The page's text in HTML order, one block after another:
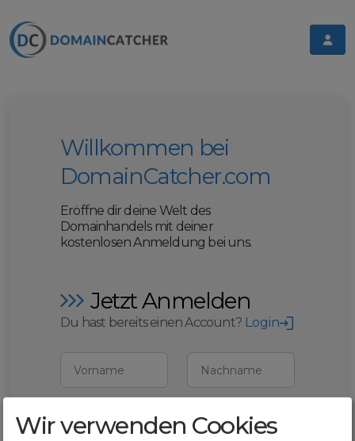
Willkommen bei
DomainCatcher.com
Eröffne dir deine Welt des
Domainhandels mit deiner
kostenlosen Anmeldung bei uns.
Jetzt Anmelden
Du hast bereits einen Account? Login
Vorname Nachname
E-Mail
Wir verwenden Cookies